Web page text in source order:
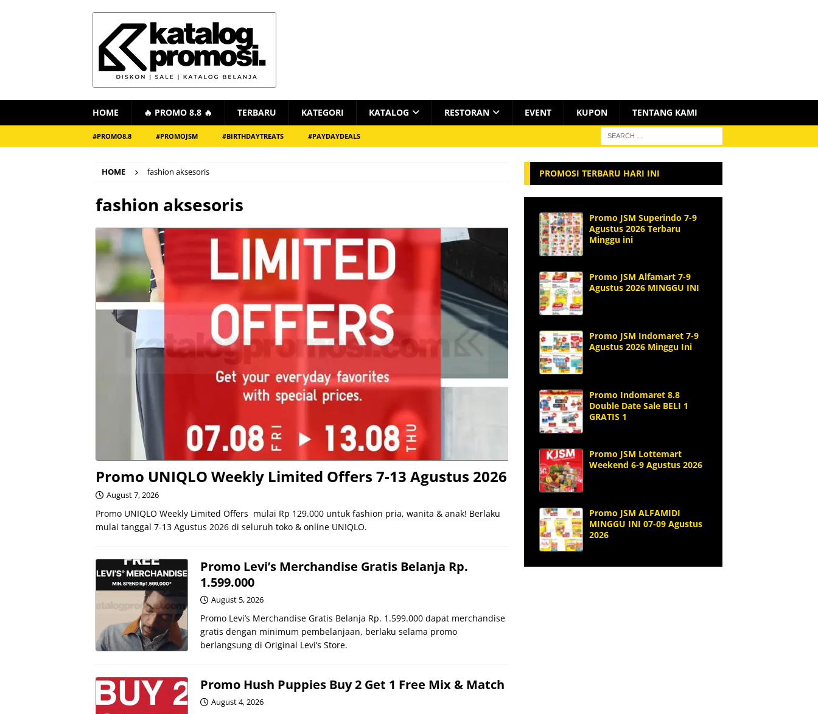
HOME 🔥 PROMO 8.8 🔥 TERBARU KATEGORI KATALOG RESTORAN EVENT KUPON TENTANG KAMI
#PROMO8.8 #PROMOJSM #BIRTHDAYTREATS #PAYDAYDEALS
HOME fashion aksesoris
fashion aksesoris
Promo UNIQLO Weekly Limited Offers 7-13 Agustus 2026
August 7, 2026
Promo UNIQLO Weekly Limited Offers mulai Rp 129.000 untuk fashion pria, wanita & anak! Berlaku
mulai tanggal 7-13 Agustus 2026 di seluruh toko & online UNIQLO.
Promo Levi’s Merchandise Gratis Belanja Rp.
1.599.000
August 5, 2026
Promo Levi’s Merchandise Gratis Belanja Rp. 1.599.000 dapat merchandise
gratis dengan minimum pembelanjaan, berlaku selama promo
berlangsung di Original Levi’s Store.
Promo Hush Puppies Buy 2 Get 1 Free Mix & Match
August 4, 2026
PROMOSI TERBARU HARI INI
Promo JSM Superindo 7-9
Agustus 2026 Terbaru
Minggu ini
Promo JSM Alfamart 7-9
Agustus 2026 MINGGU INI
Promo JSM Indomaret 7-9
Agustus 2026 Minggu Ini
Promo Indomaret 8.8
Double Date Sale BELI 1
GRATIS 1
Promo JSM Lottemart
Weekend 6-9 Agustus 2026
Promo JSM ALFAMIDI
MINGGU INI 07-09 Agustus
2026